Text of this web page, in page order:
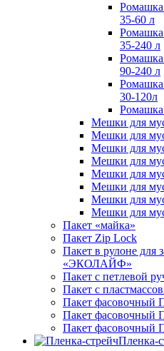
35-60 л
Ромашка
35-240 л
90-240 л
30-120л
Ромашка
Мешки для
Мешки для
Мешки для
Мешки для
Мешки для
Мешки для
Мешки для
Мешки для
Пакет «майка»
Пакет Zip Lock
Пакет в рулоне для
«ЭКОЛАЙФ»
Пакет с петлевой
Пакет с
Пакет фасовочный
Пакет фасовочный
Пакет
Пленка-